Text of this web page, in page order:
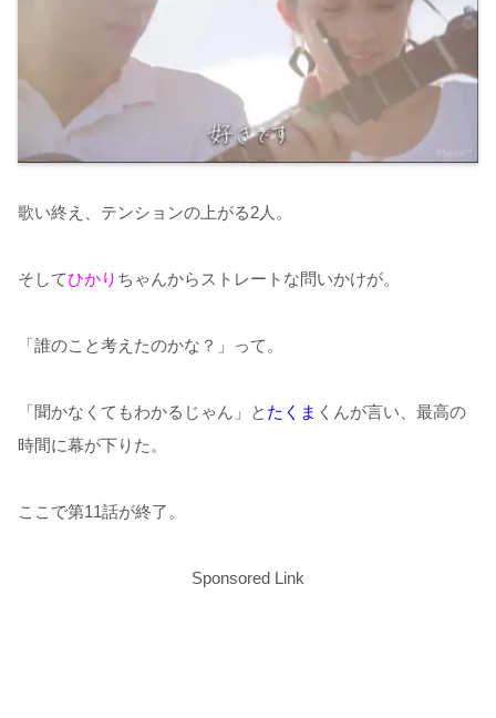
歌い終え、テンションの上がる2人。
そしてひかり ちゃんからストレートな問いかけが。
「誰のこと考えたのかな？」って。
「聞かなくてもわかるじゃん」と たくま くんが言い、最高の
時間に幕が下りた。
ここで第11話が終了。
Sponsored Link